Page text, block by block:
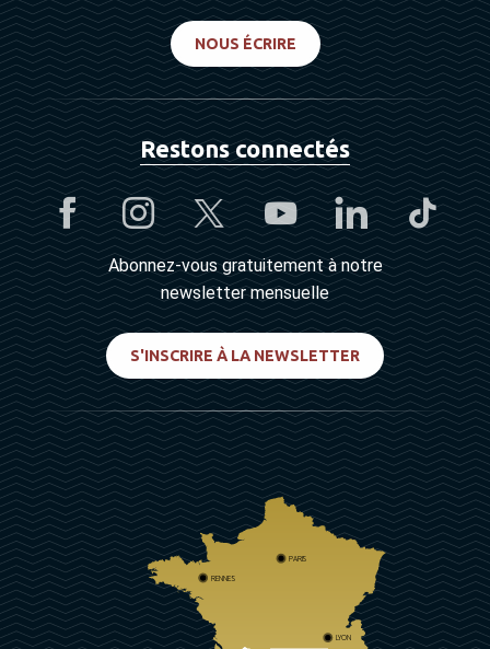
NOUS ÉCRIRE
Restons connectés
Abonnez-vous gratuitement à notre
newsletter mensuelle
S'INSCRIRE À LA NEWSLETTER
PARIS
RENNES
LYON